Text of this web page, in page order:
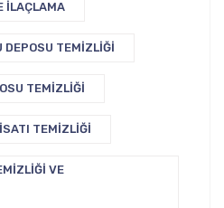
İLAÇLAMA
DEPOSU TEMIZLIĞI
TEMIZLIĞI
TEMIZLIĞI
VE